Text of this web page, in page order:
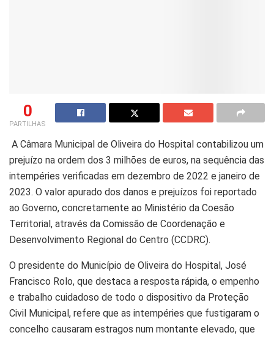
0
PARTILHAS
A Câmara Municipal de Oliveira do Hospital contabilizou um
prejuízo na ordem dos 3 milhões de euros, na sequência das
intempéries verificadas em dezembro de 2022 e janeiro de
2023. O valor apurado dos danos e prejuízos foi reportado
ao Governo, concretamente ao Ministério da Coesão
Territorial, através da Comissão de Coordenação e
Desenvolvimento Regional do Centro (CCDRC).
O presidente do Município de Oliveira do Hospital, José
Francisco Rolo, que destaca a resposta rápida, o empenho
e trabalho cuidadoso de todo o dispositivo da Proteção
Civil Municipal, refere que as intempéries que fustigaram o
concelho causaram estragos num montante elevado, que